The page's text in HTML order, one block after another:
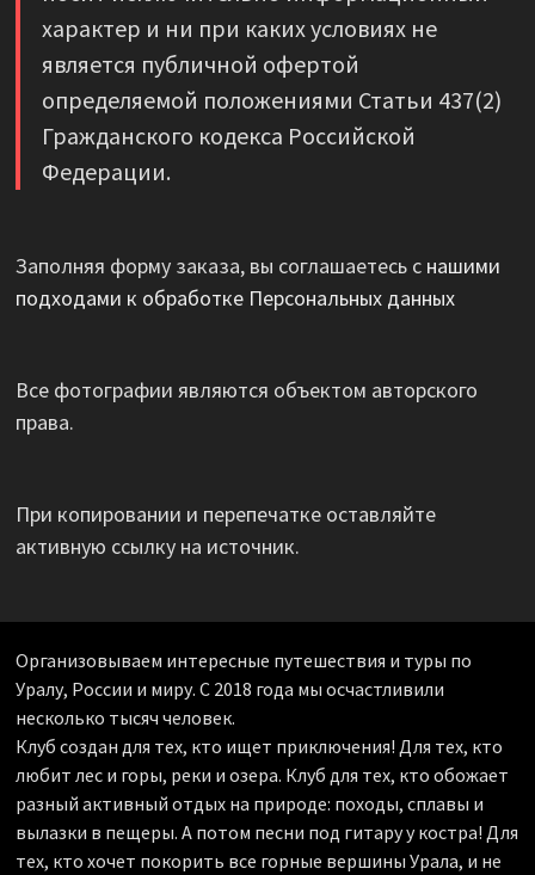
характер и ни при каких условиях не
является публичной офертой
определяемой положениями Статьи 437(2)
Гражданского кодекса Российской
Федерации.
Заполняя форму заказа, вы соглашаетесь с нашими
подходами к обработке Персональных данных
Все фотографии являются объектом авторского
права.
При копировании и перепечатке оставляйте
активную ссылку на источник.
Организовываем интересные путешествия и туры по
Уралу, России и миру. С 2018 года мы осчастливили
несколько тысяч человек.
Клуб создан для тех, кто ищет приключения! Для тех, кто
любит лес и горы, реки и озера. Клуб для тех, кто обожает
разный активный отдых на природе: походы, сплавы и
вылазки в пещеры. А потом песни под гитару у костра! Для
тех, кто хочет покорить все горные вершины Урала, и не